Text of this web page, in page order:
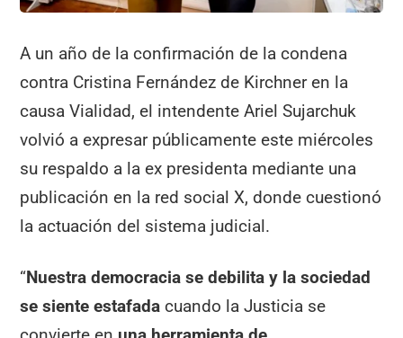
A un año de la confirmación de la condena
contra Cristina Fernández de Kirchner en la
causa Vialidad, el intendente Ariel Sujarchuk
volvió a expresar públicamente este miércoles
su respaldo a la ex presidenta mediante una
publicación en la red social X, donde cuestionó
la actuación del sistema judicial.
“Nuestra democracia se debilita y la sociedad
se siente estafadacuando la Justicia se